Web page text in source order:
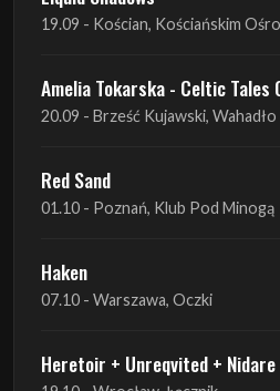
20.09 - Brześć Kujawski, Wahadło
Red Sand
Haken
Heretoir + Unreqvited + Nidare
THE SISTERS OF MERCY
22.10 - Wrocław, A2 - Centrum